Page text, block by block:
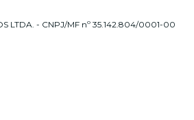
LTDA. - CNPJ/MF nº 35.142.804/0001-00